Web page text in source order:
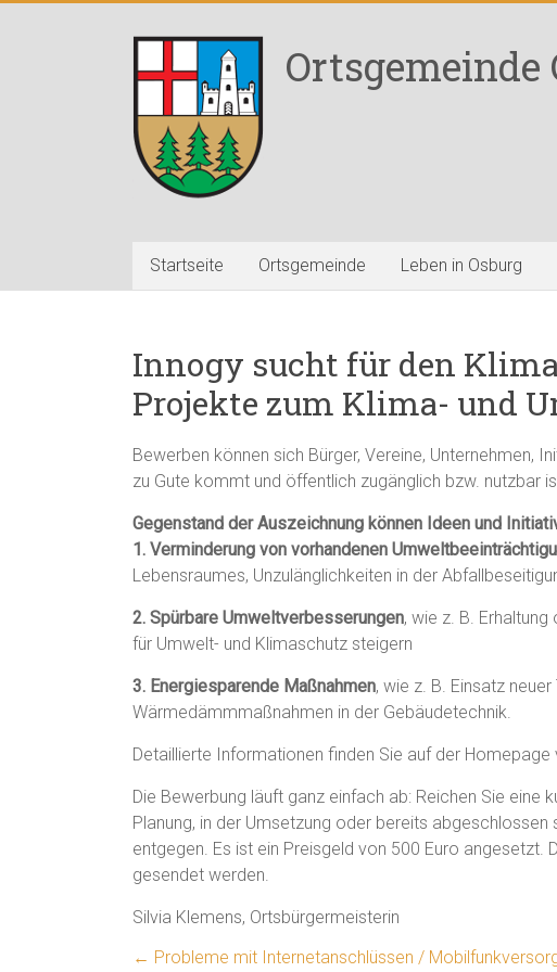
Ortsgemeinde
Startseite Ortsgemeinde Leben in Osburg
Innogy sucht für den
Projekte zum Klima- und
Bewerben können sich Bürger, Vereine, Unternehmen,
zu Gute kommt und öffentlich zugänglich bzw. nutzbar
Gegenstand der Auszeichnung können Ideen und
1. Verminderung von vorhandenen
Lebensraumes, Unzulänglichkeiten in der
2. Spürbare Umweltverbesserungen, wie z. B.
für Umwelt- und Klimaschutz steigern
3. Energiesparende Maßnahmen, wie z. B. Einsatz
Wärmedämmmaßnahmen in der Gebäudetechnik.
Detaillierte Informationen finden Sie auf der
Die Bewerbung läuft ganz einfach ab: Reichen Sie
Planung, in der Umsetzung oder bereits
entgegen. Es ist ein Preisgeld von 500 Euro
gesendet werden.
Silvia Klemens, Ortsbürgermeisterin
← Probleme mit Internetanschlüssen /